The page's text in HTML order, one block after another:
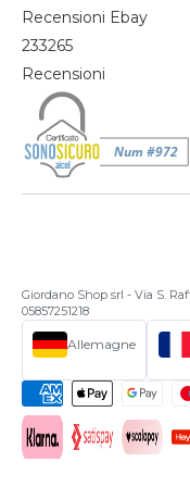
Recensioni Ebay
233265
Recensioni
Giordano Shop srl - Via S.
05857251218
Allemagne